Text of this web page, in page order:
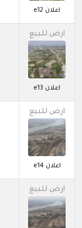
اعلان e12
ارض للبيع
اعلان e13
ارض للبيع
اعلان e14
ارض للبيع